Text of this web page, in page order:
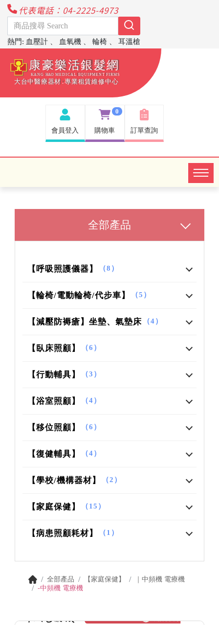
代表電話：04-2225-4973
熱門: 血壓計 血氧機 輪椅 耳溫槍
會員登入
0
購物車 訂單查詢
全部產品
【呼吸照護儀器】 （8）
【輪椅/電動輪椅/代步車】 （5）
【減壓防褥瘡】坐墊、氣墊床 （4）
【臥床照顧】 （6）
【行動輔具】 （3）
【浴室照顧】 （4）
【移位照顧】 （6）
【復健輔具】 （4）
【學校/機構器材】 （2）
【家庭保健】 （15）
【病患照顧耗材】 （1）
全部產品 【家庭保健】
｜中頻機 電療機
-中頻機 電療機